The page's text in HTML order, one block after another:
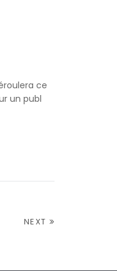
ce
un publ
NEXT